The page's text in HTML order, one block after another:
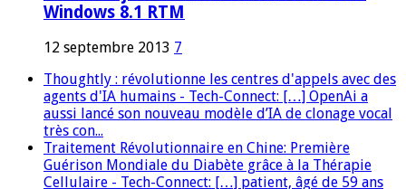
Windows 8.1 RTM
12 septembre 2013 7
Thoughtly : révolutionne les centres d'appels avec des
agents d'IA humains - Tech-Connect: […] OpenAi a
aussi lancé son nouveau modèle d’IA de clonage vocal
très con...
Traitement Révolutionnaire en Chine: Première
Guérison Mondiale du Diabète grâce à la Thérapie
Cellulaire - Tech-Connect: […] patient, âgé de 59 ans